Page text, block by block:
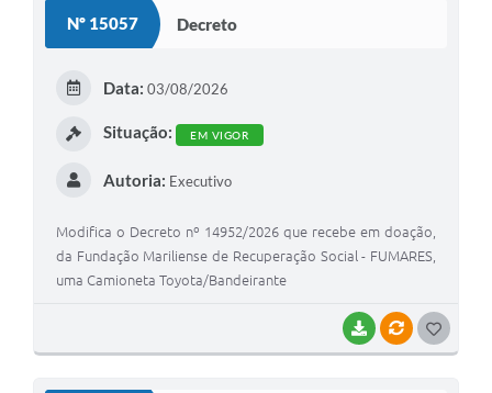
Nº 15057 Decreto
BAIXARVÍNCULOS
Data: 03/08/2026
Situação: EM VIGOR
Autoria: Executivo
Modifica o Decreto nº 14952/2026 que recebe em doação,
da Fundação Mariliense de Recuperação Social - FUMARES,
uma Camioneta Toyota/Bandeirante